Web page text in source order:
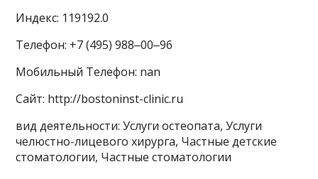
Индекс: 119192.0
Телефон: +7 (495) 988‒00‒96
Мобильный Телефон: nan
Сайт: http://bostoninst-clinic.ru
вид деятельности: Услуги остеопата, Услуги
челюстно-лицевого хирурга, Частные детские
стоматологии, Частные стоматологии